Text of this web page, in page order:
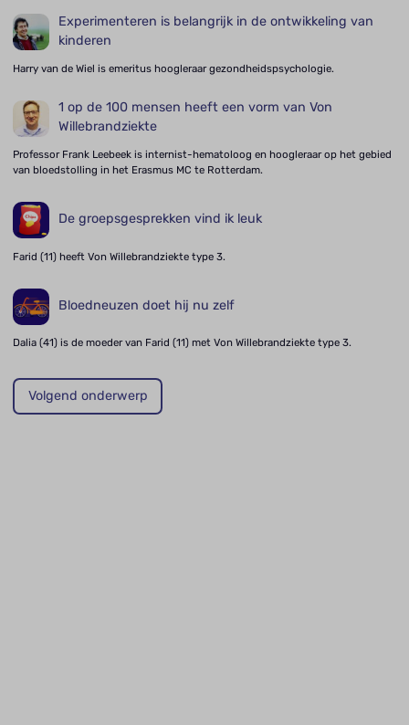
Experimenteren is belangrijk in de ontwikkeling van
kinderen
Harry van de Wiel is emeritus hoogleraar gezondheidspsychologie.
1 op de 100 mensen heeft een vorm van Von
Willebrandziekte
Professor Frank Leebeek is internist-hematoloog en hoogleraar op het gebied
van bloedstolling in het Erasmus MC te Rotterdam.
De groepsgesprekken vind ik leuk
Farid (11) heeft Von Willebrandziekte type 3.
Bloedneuzen doet hij nu zelf
Dalia (41) is de moeder van Farid (11) met Von Willebrandziekte type 3.
Volgend onderwerp